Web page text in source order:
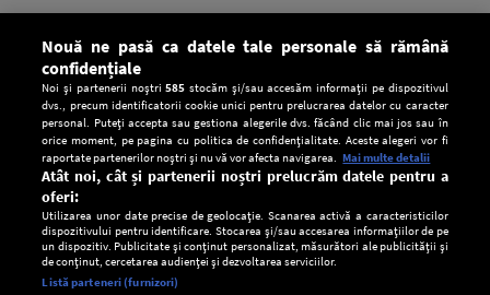
Setări:
Nouă ne pasă ca datele tale personale să rămână
confidențiale
Noi și partenerii noștri585 stocăm și/sau accesăm informații pe dispozitivul
dvs., precum identificatorii cookie unici pentru prelucrarea datelor cu caracter
personal. Puteți accepta sau gestiona alegerile dvs. făcând clic mai jos sau în
orice moment, pe pagina cu politica de confidențialitate. Aceste alegeri vor fi
raportate partenerilor noștri și nu vă vor afecta navigarea. Mai multe detalii
Atât noi, cât și partenerii noștri prelucrăm datele pentru a
oferi:
Utilizarea unor date precise de geolocație. Scanarea activă a caracteristicilor
dispozitivului pentru identificare. Stocarea și/sau accesarea informațiilor de pe
un dispozitiv. Publicitate și conținut personalizat, măsurători ale publicității și
de conținut, cercetarea audienței și dezvoltarea serviciilor.
Listă parteneri (furnizori)